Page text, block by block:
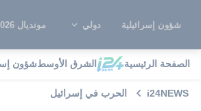
شؤون إسرائيلية دولي مونديال 2026
الصفحة الرئيسية الشرق الأوسطشؤون
i24NEWS الحرب في إسرائيل